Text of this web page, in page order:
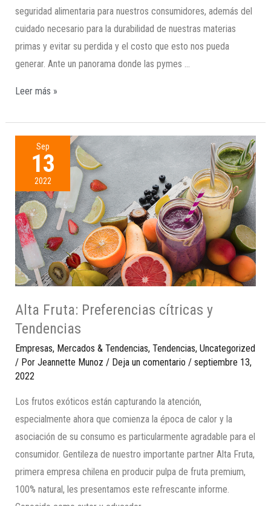
seguridad alimentaria para nuestros consumidores, además del
cuidado necesario para la durabilidad de nuestras materias
primas y evitar su perdida y el costo que esto nos pueda
generar. Ante un panorama donde las pymes …
Leer más »
Sep
13
2022
Alta Fruta: Preferencias cítricas y
Tendencias
Empresas, Mercados & Tendencias, Tendencias, Uncategorized
/ Por Jeannette Munoz / Deja un comentario / septiembre 13,
2022
Los frutos exóticos están capturando la atención,
especialmente ahora que comienza la época de calor y la
asociación de su consumo es particularmente agradable para el
consumidor. Gentileza de nuestro importante partner Alta Fruta,
primera empresa chilena en producir pulpa de fruta premium,
100% natural, les presentamos este refrescante informe.